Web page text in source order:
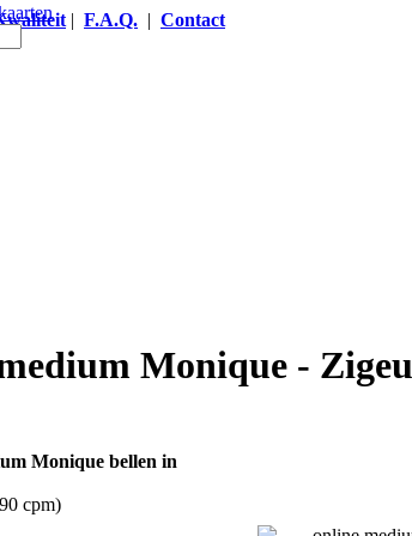
| F.A.Q. | Contact
Monique -
cpm)